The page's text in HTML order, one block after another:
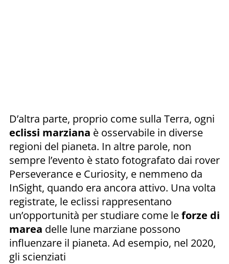
D’altra parte, proprio come sulla Terra, ogni
eclissi marziana è osservabile in diverse
regioni del pianeta. In altre parole, non
sempre l’evento è stato fotografato dai rover
Perseverance e Curiosity, e nemmeno da
InSight, quando era ancora attivo. Una volta
registrate, le eclissi rappresentano
un’opportunità per studiare come leforze di
marea delle lune marziane possono
influenzare il pianeta. Ad esempio, nel 2020,
gli scienziati